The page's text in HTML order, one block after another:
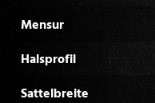
Mensur
Halsprofil
Sattelbreite